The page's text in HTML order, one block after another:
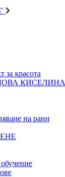
за красота
КИСЕЛИНА
на рани